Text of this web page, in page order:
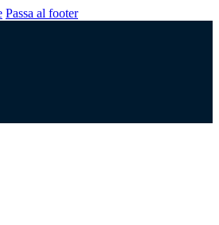
Passa al footer